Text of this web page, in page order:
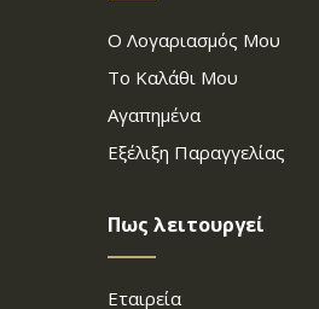
Ο Λογαριασμός Μου
Το Καλάθι Μου
Αγαπημένα
Εξέλιξη Παραγγελίας
Πως λειτουργεί
Εταιρεία